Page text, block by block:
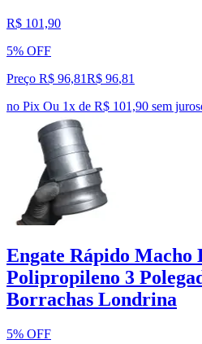
R$ 101,90
5% OFF
Preço R$ 96,81R$ 96,81
no Pix Ou 1x de R$ 101,90 sem juros
Engate Rápido Macho
Polipropileno 3
Borrachas Londrina
5% OFF